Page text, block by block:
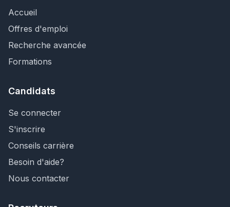
Accueil
Offres d'emploi
Recherche avancée
Formations
Candidats
Se connecter
S'inscrire
Conseils carrière
Besoin d'aide?
Nous contacter